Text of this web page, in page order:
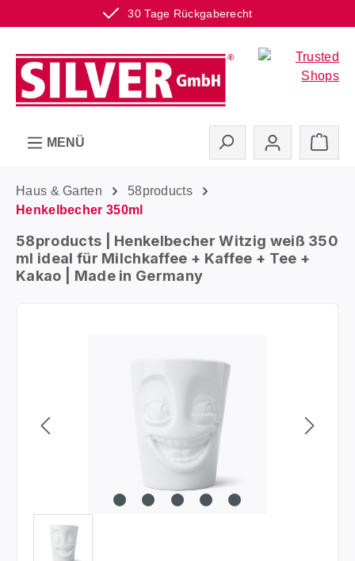
30 Tage Rückgaberecht
Zum Hauptinhalt springen
MENÜ
Haus & Garten
58products
Henkelbecher 350ml
58products | Henkelbecher Witzig weiß 350
ml ideal für Milchkaffee + Kaffee + Tee +
Kakao | Made in Germany